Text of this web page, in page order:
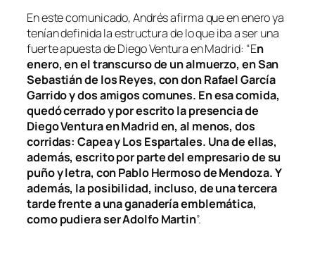
En este comunicado, Andrés afirma que en enero ya
tenían definida la estructura de lo que iba a ser una
fuerte apuesta de Diego Ventura en Madrid: “En
enero, en el transcurso de un almuerzo, en San
Sebastián de los Reyes, con don Rafael García
Garrido y dos amigos comunes. En esa comida,
quedó cerrado y por escrito la presencia de
Diego Ventura en Madrid en, al menos, dos
corridas: Capea y Los Espartales. Una de ellas,
además, escrito por parte del empresario de su
puño y letra, con Pablo Hermoso de Mendoza. Y
además, la posibilidad, incluso, de una tercera
tarde frente a una ganadería emblemática,
como pudiera ser Adolfo Martin”.